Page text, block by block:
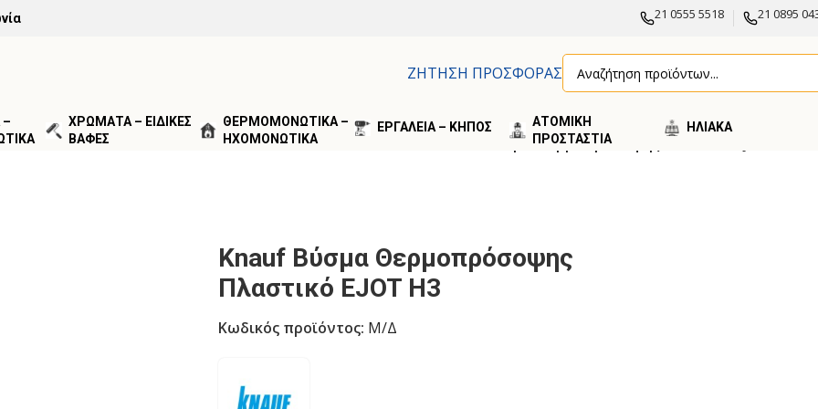
21 0555 5518 21 0895
ΖΗΤΗΣΗ ΠΡΟΣΦΟΡΑΣ
–
ΧΡΩΜΑΤΑ – ΕΙΔΙΚΕΣ
ΒΑΦΕΣ
ΘΕΡΜΟΜΟΝΩΤΙΚΑ –
ΗΧΟΜΟΝΩΤΙΚΑ
ΕΡΓΑΛΕΙΑ – ΚΗΠΟΣ
ΑΤΟΜΙΚΗ
ΠΡΟΣΤΑΣΤΙΑ
ΗΛΙΑΚA
ΕΞΩΤΕΡΙΚΗΣ ΘΕΡΜΟΠΡΟΣΟΨΗΣ/ΣΥΣΤΗΜΑ KNAUF Knauf Βύσμα Θερμοπρόσοψης Πλαστικό EJOT H3
Knauf Βύσμα Θερμοπρόσοψης
Πλαστικό EJOT H3
Κωδικός προϊόντος: Μ/Δ